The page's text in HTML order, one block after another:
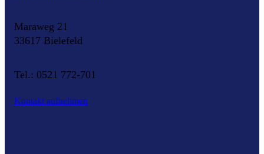
Maraweg 21
33617 Bielefeld
Tel.: 0521 772-701
Kontakt aufnehmen